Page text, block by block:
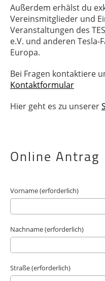
Außerdem erhälst du
Vereinsmitglieder und
Veranstaltungen des
e.V. und anderen
Europa.
Bei Fragen kontaktiere
Kontaktformular
Hier geht es zu unserer
Online Antrag
Vorname (erforderlich)
Nachname (erforderlich)
Straße (erforderlich)